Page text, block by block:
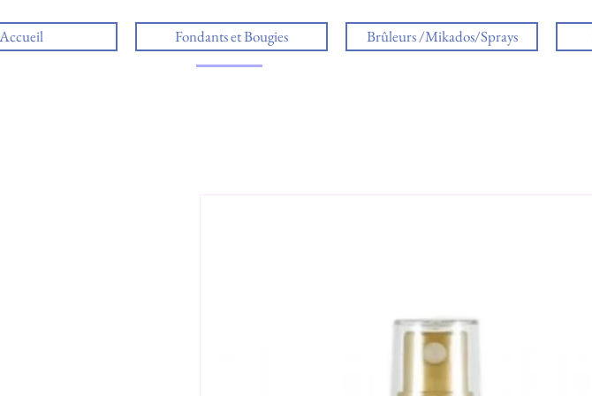
Accueil Fondants et Bougies Brûleurs /Mikados/Sprays